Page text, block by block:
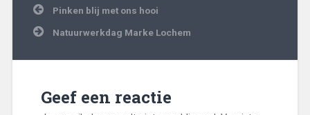
Nieuws
stadsnatuur,
Bericht
navigatie
Pinken blij met ons hooi
Natuurwerkdag Marke Lochem
Geef een reactie